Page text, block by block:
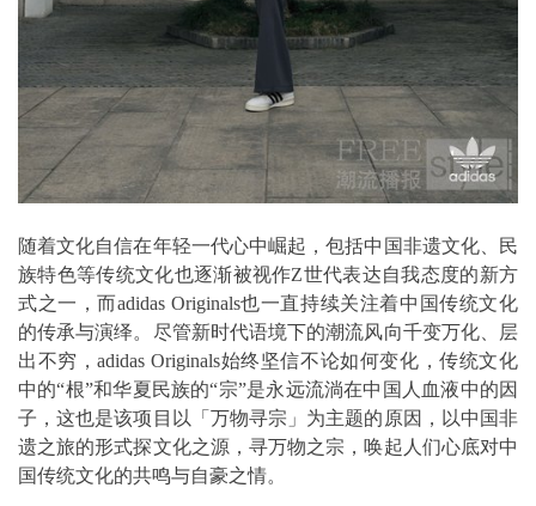
随着文化自信在年轻一代心中崛起，包括中国非遗文化、民
族特色等传统文化也逐渐被视作Z世代表达自我态度的新方
式之一，而adidas Originals也一直持续关注着中国传统文化
的传承与演绎。尽管新时代语境下的潮流风向千变万化、层
出不穷，adidas Originals始终坚信不论如何变化，传统文化
中的“根”和华夏民族的“宗”是永远流淌在中国人血液中的因
子，这也是该项目以「万物寻宗」为主题的原因，以中国非
遗之旅的形式探文化之源，寻万物之宗，唤起人们心底对中
国传统文化的共鸣与自豪之情。